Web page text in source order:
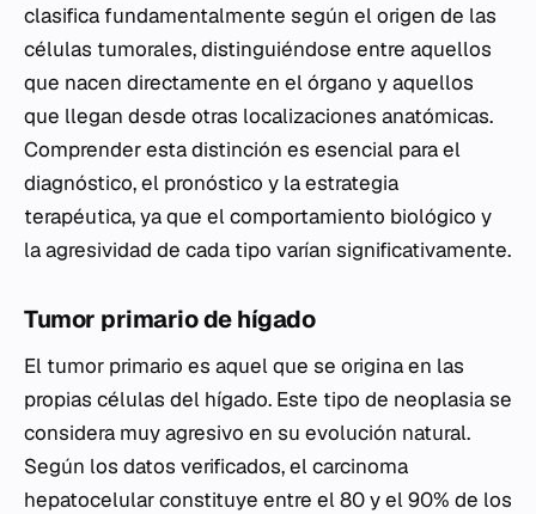
clasifica fundamentalmente según el origen de las
células tumorales, distinguiéndose entre aquellos
que nacen directamente en el órgano y aquellos
que llegan desde otras localizaciones anatómicas.
Comprender esta distinción es esencial para el
diagnóstico, el pronóstico y la estrategia
terapéutica, ya que el comportamiento biológico y
la agresividad de cada tipo varían significativamente.
Tumor primario de hígado
El tumor primario es aquel que se origina en las
propias células del hígado. Este tipo de neoplasia se
considera muy agresivo en su evolución natural.
Según los datos verificados, el carcinoma
hepatocelular constituye entre el 80 y el 90% de los